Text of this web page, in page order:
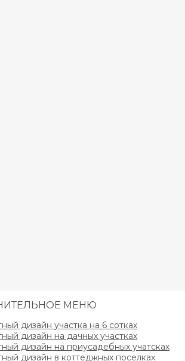
МЕНЮ
дизайн участка на 6 сотках
дизайн на дачных участках
дизайн на приусадебных учатсках
дизайн в коттеджных поселках